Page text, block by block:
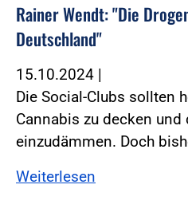
Rainer Wendt: "Die
Deutschland"
15.10.2024 |
Die Social-Clubs sollten
Cannabis zu decken und
einzudämmen. Doch
Weiterlesen